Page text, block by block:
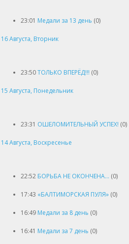
23:01 Медали за 13 день (0)
16 Августа, Вторник
23:50ТОЛЬКО ВПЕРЁД!!! (0)
15 Августа, Понедельник
23:31 ОШЕЛОМИТЕЛЬНЫЙ УСПЕХ! (0)
14 Августа, Воскресенье
22:52 БОРЬБА НЕ ОКОНЧЕНА… (0)
17:43 «БАЛТИМОРСКАЯ ПУЛЯ» (0)
16:49 Медали за 8 день (0)
16:41 Медали за 7 день (0)